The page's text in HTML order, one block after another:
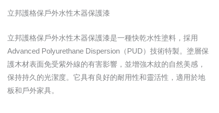
立邦護格保戶外水性木器保護漆
立邦護格保戶外水性木器保護漆是一種快乾水性塗料，採用
Advanced Polyurethane Dispersion（PUD）技術特製。塗層保
護木材表面免受紫外線的有害影響，並增強木紋的自然美感，
保持持久的光潔度。它具有良好的耐用性和靈活性，適用於地
板和戶外家具。